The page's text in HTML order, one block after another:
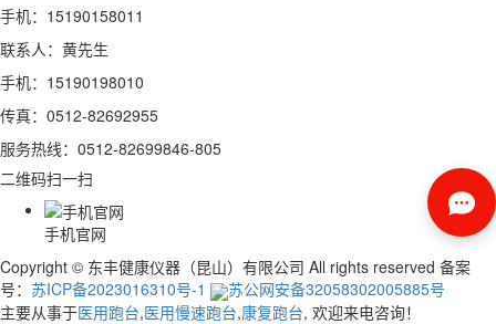
手机：15190158011
联系人：黄先生
手机：15190198010
传真：0512-82692955
服务热线：0512-82699846-805
二维码扫一扫
手机官网
Copyright © 东丰健康仪器（昆山）有限公司 All rights reserved 备案
号： 苏ICP备2023016310号-1
苏公网安备32058302005885号
主要从事于医用跑台,医用慢速跑台,康复跑台, 欢迎来电咨询！